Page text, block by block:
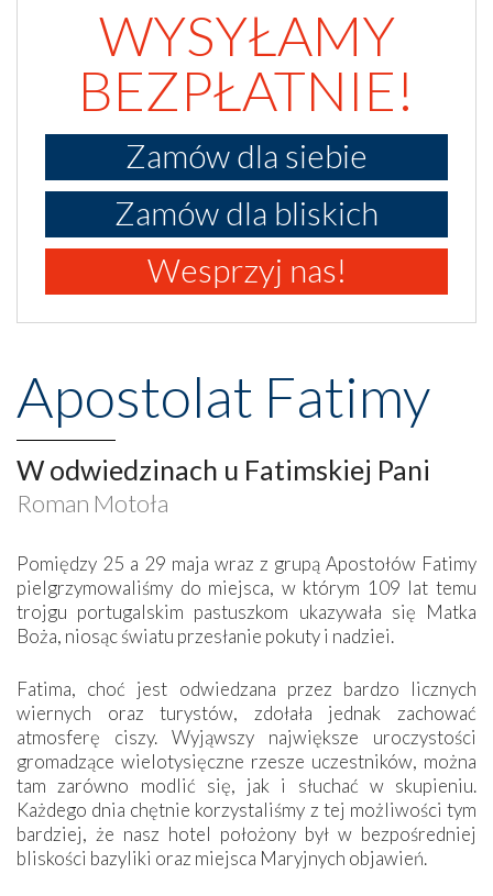
WYSYŁAMY
BEZPŁATNIE!
Zamów dla siebie
Zamów dla bliskich
Wesprzyj nas!
Apostolat Fatimy
W odwiedzinach u Fatimskiej Pani
Roman Motoła
Pomiędzy 25 a 29 maja wraz z grupą Apostołów Fatimy
pielgrzymowaliśmy do miejsca, w którym 109 lat temu
trojgu portugalskim pastuszkom ukazywała się Matka
Boża, niosąc światu przesłanie pokuty i nadziei.
Fatima, choć jest odwiedzana przez bardzo licznych
wiernych oraz turystów, zdołała jednak zachować
atmosferę ciszy. Wyjąwszy największe uroczystości
gromadzące wielotysięczne rzesze uczestników, można
tam zarówno modlić się, jak i słuchać w skupieniu.
Każdego dnia chętnie korzystaliśmy z tej możliwości tym
bardziej, że nasz hotel położony był w bezpośredniej
bliskości bazyliki oraz miejsca Maryjnych objawień.